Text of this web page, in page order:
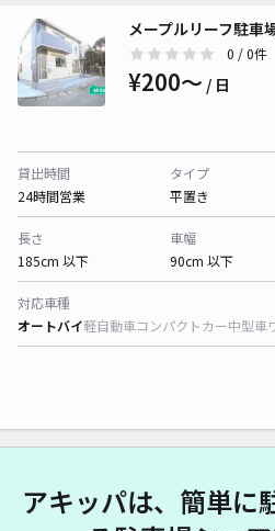
メープルリーフ駐車
0 / 0件
¥200〜 / 日
貸出時間
24時間営業
タイプ
平置き
長さ
185cm 以下
車幅
90cm 以下
対応車種
オートバイ軽自動車コンパクトカー中型車
アキッパは、簡単に